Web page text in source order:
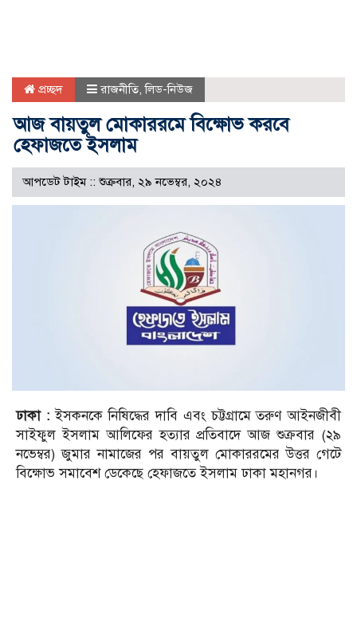
প্রচ্ছদ রাজনীতি,লিড-নিউজ
আজ বায়তুল মোকাররমে বিক্ষোভ করবে
হেফাজতে ইসলাম
আপডেট টাইম :: শুক্রবার, ২৯ নভেম্বর, ২০২৪
ঢাকা :ইসকনকে নিষিদ্ধের দাবি এবং চট্টগ্রামে তরুণ আইনজীবী
সাইফুল ইসলাম আলিফের হত্যার প্রতিবাদে আজ শুক্রবার (২৯
নভেম্বর) জুমার নামাজের পর বায়তুল মোকাররমের উত্তর গেটে
বিক্ষোভ সমাবেশ ডেকেছে হেফাজতে ইসলাম ঢাকা মহানগর।